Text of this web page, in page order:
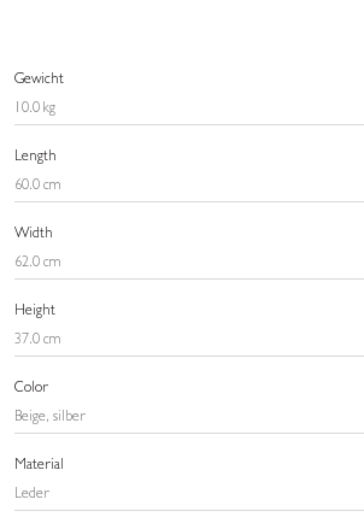
Gewicht
10.0 kg
Length
60.0 cm
Width
62.0 cm
Height
37.0 cm
Color
Beige, silber
Material
Leder